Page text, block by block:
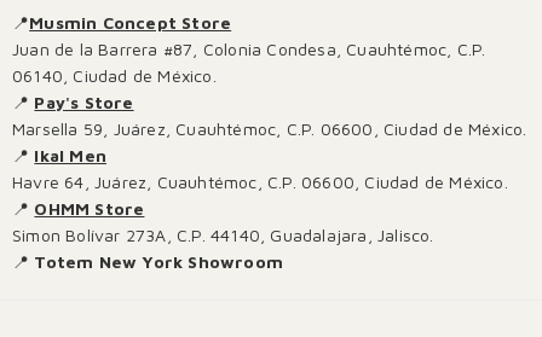
📍Musmin Concept Store
Juan de la Barrera #87, Colonia Condesa, Cuauhtémoc, C.P.
06140, Ciudad de México.
📍 Pay's Store
Marsella 59, Juárez, Cuauhtémoc, C.P. 06600, Ciudad de México.
📍 Ikal Men
Havre 64, Juárez, Cuauhtémoc, C.P. 06600, Ciudad de México.
📍 OHMM Store
Simon Bolívar 273A, C.P. 44140, Guadalajara, Jalisco.
📍 Totem New York Showroom